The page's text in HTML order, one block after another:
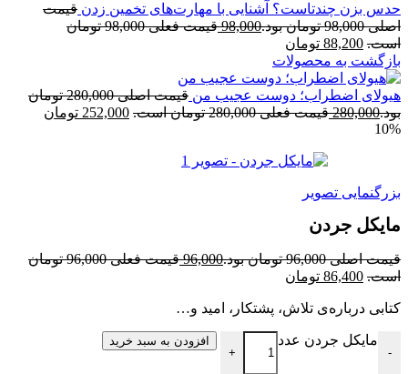
حدس بزن چندتاست؟ آشنایی با مهارت‌های تخمین زدن قیمت
اصلی 98,000 تومان بود.
98,000
قیمت فعلی 98,000 تومان
است. 88,200 تومان
بازگشت به محصولات
هیولای اضطراب؛ دوست عجیب من
قیمت اصلی 280,000 تومان
بود.280,000 قیمت فعلی 280,000 تومان است. 252,000 تومان
10%
بزرگنمایی تصویر
مایکل جردن
قیمت اصلی 96,000 تومان بود. 96,000
قیمت فعلی 96,000 تومان
است. 86,400 تومان
کتابی درباره‌ی تلاش، پشتکار، امید و…
-
مایکل جردن عدد
+
افزودن به سبد خرید